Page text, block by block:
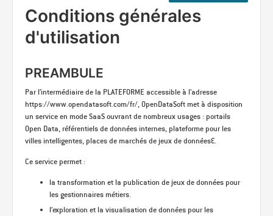
Conditions générales
d'utilisation
PREAMBULE
Par l’intermédiaire de la PLATEFORME accessible à l’adresse
https://www.opendatasoft.com/fr/, OpenDataSoft met à disposition
un service en mode SaaS ouvrant de nombreux usages : portails
Open Data, référentiels de données internes, plateforme pour les
villes intelligentes, places de marchés de jeux de données….
Ce service permet :
la transformation et la publication de jeux de données pour
les gestionnaires métiers.
l’exploration et la visualisation de données pour les